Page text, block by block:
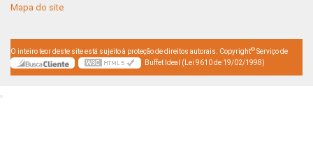
Mapa do site
O inteiro teor deste site está sujeito à proteção de direitos autorais. Copyright© Serviço de
Buffet Ideal (Lei 9610 de 19/02/1998)